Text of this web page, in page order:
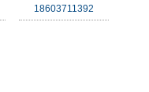
18603711392